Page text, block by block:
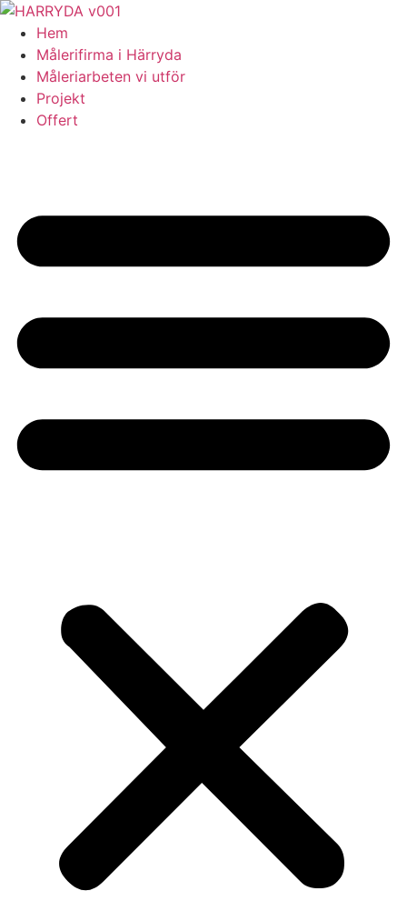
Skip
content
Hem
Målerifirma i Härryda
Måleriarbeten vi utför
Projekt
Offert